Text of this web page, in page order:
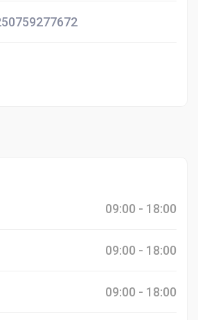
09:00 - 18:00
09:00 - 18:00
09:00 - 18:00